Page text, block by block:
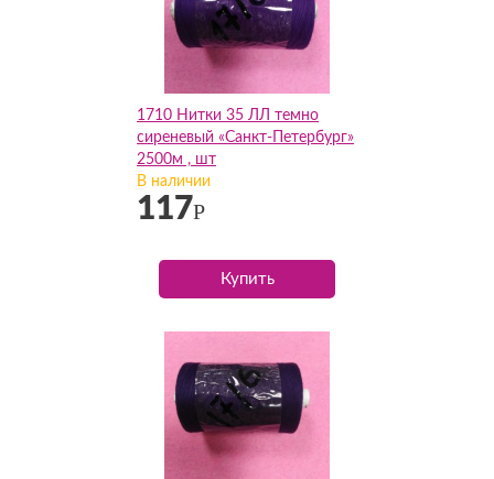
1710 Нитки 35 ЛЛ темно
сиреневый «Санкт-Петербург»
2500м , шт
В наличии
117Р
Купить